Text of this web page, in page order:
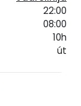
22:00
08:00
10h
út